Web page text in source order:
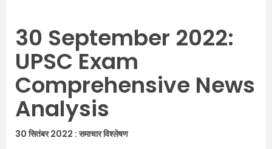
30 September 2022:
UPSC Exam
Comprehensive News
Analysis
30 सितंबर 2022 : समाचार विश्लेषण